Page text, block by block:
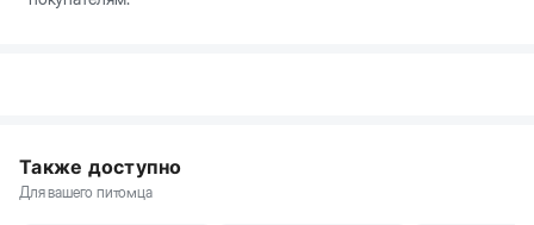
Также доступно
Для вашего питомца